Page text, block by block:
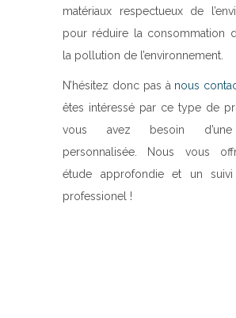
matériaux respectueux de
pour réduire la consommation
la pollution de l’environnement.
N’hésitez donc pas à nous
êtes intéressé par ce type de
vous avez besoin d’une
personnalisée. Nous vous
étude approfondie et un suivi
professionel !